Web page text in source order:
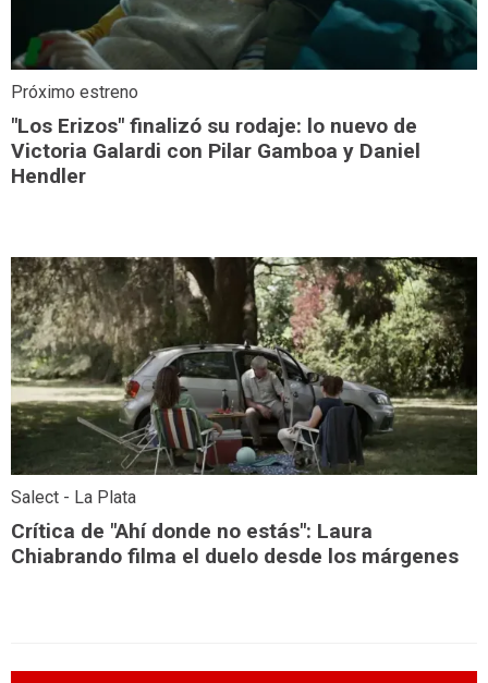
Próximo estreno
"Los Erizos" finalizó su rodaje: lo nuevo de
Victoria Galardi con Pilar Gamboa y Daniel
Hendler
Salect - La Plata
Crítica de "Ahí donde no estás": Laura
Chiabrando filma el duelo desde los márgenes